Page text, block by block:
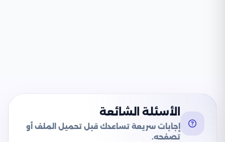
الأسئلة الشائعة
إجابات سريعة تساعدك قبل تحميل الملف أو
تصفحه.